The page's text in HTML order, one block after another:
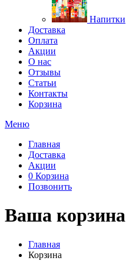
Напитки
Доставка
Оплата
Акции
О нас
Отзывы
Статьи
Контакты
Корзина
Меню
Главная
Доставка
Акции
0 Корзина
Позвонить
Ваша корзина
Главная
Корзина